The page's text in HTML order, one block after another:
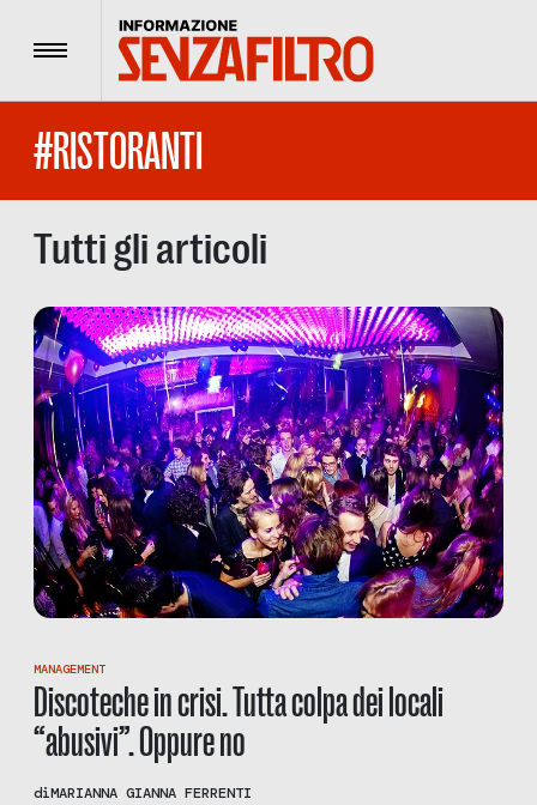
Menu
#RISTORANTI
Tutti gli articoli
MANAGEMENT
Discoteche in crisi. Tutta colpa dei locali
“abusivi”. Oppure no
diMARIANNA GIANNA FERRENTI